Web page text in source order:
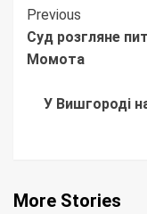
Continue
Reading
Previous
Суд розгляне
Момота
У Вишгороді
More Stories